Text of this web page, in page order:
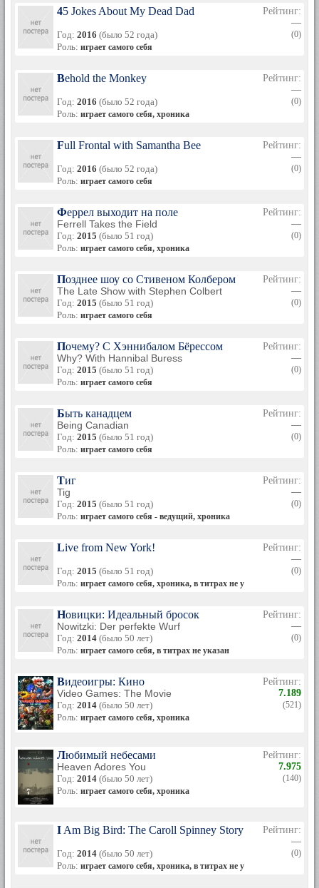
45 Jokes About My Dead Dad
Год: 2016 (было 52 года)
Роль: играет самого себя
Рейтинг:
—
(0)
Behold the Monkey
Год: 2016 (было 52 года)
Роль: играет самого себя, хроника
Рейтинг:
—
(0)
Full Frontal with Samantha Bee
Год: 2016 (было 52 года)
Роль: играет самого себя
Рейтинг:
—
(0)
Феррел выходит на поле
Ferrell Takes the Field
Год: 2015 (было 51 год)
Роль: играет самого себя, хроника
Рейтинг:
—
(0)
Позднее шоу со Стивеном Колбером
The Late Show with Stephen Colbert
Год: 2015 (было 51 год)
Роль: играет самого себя
Рейтинг:
—
(0)
Почему? С Хэннибалом Бёрессом
Why? With Hannibal Buress
Год: 2015 (было 51 год)
Роль: играет самого себя
Рейтинг:
—
(0)
Быть канадцем
Being Canadian
Год: 2015 (было 51 год)
Роль: играет самого себя
Рейтинг:
—
(0)
Тиг
Tig
Год: 2015 (было 51 год)
Роль: играет самого себя - ведущий, хроника
Рейтинг:
—
(0)
Live from New York!
Год: 2015 (было 51 год)
Роль: играет самого себя, хроника, в титрах не указан
Рейтинг:
—
(0)
Новицки: Идеальный бросок
Nowitzki: Der perfekte Wurf
Год: 2014 (было 50 лет)
Роль: играет самого себя, в титрах не указан
Рейтинг:
—
(0)
Видеоигры: Кино
Video Games: The Movie
Год: 2014 (было 50 лет)
Роль: играет самого себя, хроника
Рейтинг:
7.189
(521)
Любимый небесами
Heaven Adores You
Год: 2014 (было 50 лет)
Роль: играет самого себя, хроника
Рейтинг:
7.975
(140)
I Am Big Bird: The Caroll Spinney Story
Год: 2014 (было 50 лет)
Роль: играет самого себя, хроника, в титрах не указан
Рейтинг:
—
(0)